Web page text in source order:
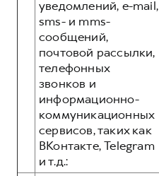
уведомлений, e-mail,
sms- и mms-
сообщений,
почтовой рассылки,
телефонных
звонков и
информационно-
коммуникационных
сервисов, таких как
ВКонтакте, Telegram
и т.д.: